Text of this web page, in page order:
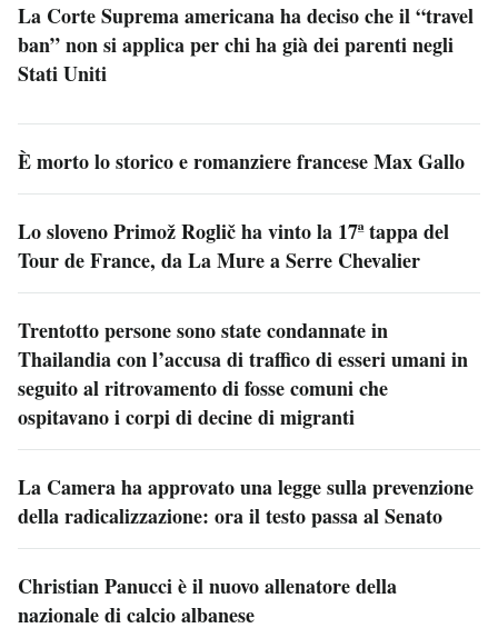
La Corte Suprema americana ha deciso che il “travel
ban” non si applica per chi ha già dei parenti negli
Stati Uniti
È morto lo storico e romanziere francese Max Gallo
Lo sloveno Primož Roglič ha vinto la 17ª tappa del
Tour de France, da La Mure a Serre Chevalier
Trentotto persone sono state condannate in
Thailandia con l’accusa di traffico di esseri umani in
seguito al ritrovamento di fosse comuni che
ospitavano i corpi di decine di migranti
La Camera ha approvato una legge sulla prevenzione
della radicalizzazione: ora il testo passa al Senato
Christian Panucci è il nuovo allenatore della
nazionale di calcio albanese